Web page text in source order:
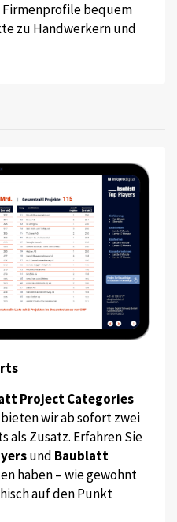
Firmenprofile bequem
zu Handwerkern und
Project Categories
wir ab sofort zwei
als Zusatz. Erfahren Sie
und Baublatt
haben – wie gewohnt
auf den Punkt